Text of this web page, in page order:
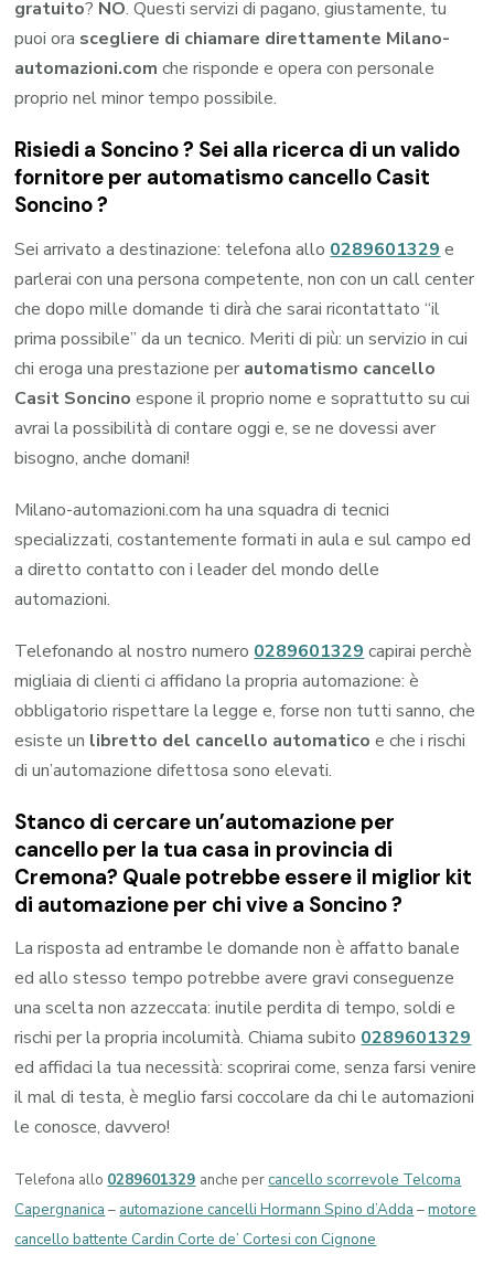
gratuito? NO. Questi servizi di pagano, giustamente, tu
puoi ora scegliere di chiamare direttamente Milano-
automazioni.com che risponde e opera con personale
proprio nel minor tempo possibile.
Risiedi a Soncino? Sei alla ricerca di un valido
fornitore per automatismo cancello Casit
Soncino?
Sei arrivato a destinazione: telefona allo 0289601329 e
parlerai con una persona competente, non con un call center
che dopo mille domande ti dirà che sarai ricontattato “il
prima possibile” da un tecnico. Meriti di più: un servizio in cui
chi eroga una prestazione per automatismo cancello
Casit Soncino espone il proprio nome e soprattutto su cui
avrai la possibilità di contare oggi e, se ne dovessi aver
bisogno, anche domani!
Milano-automazioni.com ha una squadra di tecnici
specializzati, costantemente formati in aula e sul campo ed
a diretto contatto con i leader del mondo delle
automazioni.
Telefonando al nostro numero 0289601329 capirai perchè
migliaia di clienti ci affidano la propria automazione: è
obbligatorio rispettare la legge e, forse non tutti sanno, che
esiste un libretto del cancello automatico e che i rischi
di un’automazione difettosa sono elevati.
Stanco di cercare un’automazione per
cancello per la tua casa in provincia di
Cremona? Quale potrebbe essere il miglior kit
di automazione per chi vive a Soncino?
La risposta ad entrambe le domande non è affatto banale
ed allo stesso tempo potrebbe avere gravi conseguenze
una scelta non azzeccata: inutile perdita di tempo, soldi e
rischi per la propria incolumità. Chiama subito 0289601329
ed affidaci la tua necessità: scoprirai come, senza farsi venire
il mal di testa, è meglio farsi coccolare da chi le automazioni
le conosce, davvero!
Telefona allo 0289601329 anche percancello scorrevole Telcoma
Capergnanica – automazione cancelli Hormann Spino d’Adda –motore
cancello battente Cardin Corte de’ Cortesi con Cignone